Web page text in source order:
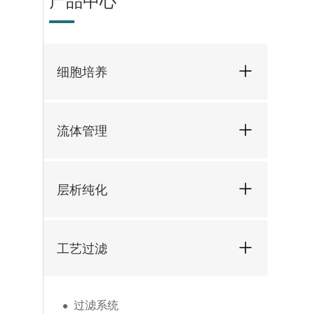
细胞培养
流体管理
层析纯化
工艺过滤
过滤系统